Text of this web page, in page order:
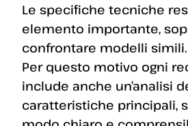
Le specifiche tecniche
elemento importante,
confrontare modelli simili.
Per questo motivo ogni
include anche un’analisi
caratteristiche principali,